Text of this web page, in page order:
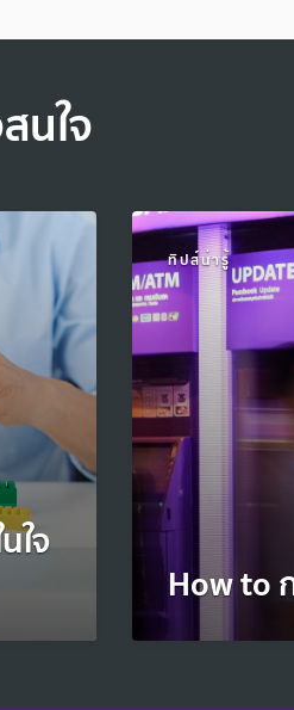
นใจ
ใจ
ทิปส์น่ารู้
How to